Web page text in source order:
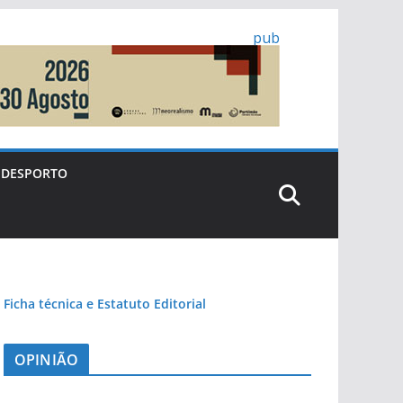
pub
DESPORTO
Ficha técnica e Estatuto Editorial
OPINIÃO